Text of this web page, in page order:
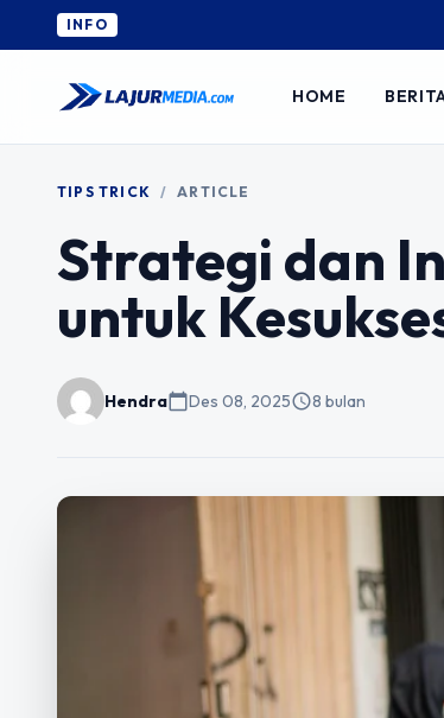
INFO
HOME
TIPS TRICK / ARTICLE
Strategi dan
untuk
Hendracalendar_todayDes 08, 2025schedule8 bulan